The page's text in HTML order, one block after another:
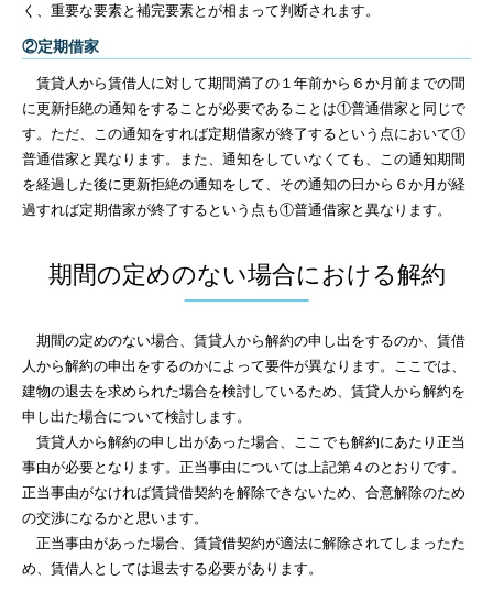
く、重要な要素と補完要素とが相まって判断されます。
②定期借家
賃貸人から賃借人に対して期間満了の１年前から６か月前までの間
に更新拒絶の通知をすることが必要であることは①普通借家と同じで
す。ただ、この通知をすれば定期借家が終了するという点において①
普通借家と異なります。また、通知をしていなくても、この通知期間
を経過した後に更新拒絶の通知をして、その通知の日から６か月が経
過すれば定期借家が終了するという点も①普通借家と異なります。
期間の定めのない場合における解約
期間の定めのない場合、賃貸人から解約の申し出をするのか、賃借
人から解約の申出をするのかによって要件が異なります。ここでは、
建物の退去を求められた場合を検討しているため、賃貸人から解約を
申し出た場合について検討します。
賃貸人から解約の申し出があった場合、ここでも解約にあたり正当
事由が必要となります。正当事由については上記第４のとおりです。
正当事由がなければ賃貸借契約を解除できないため、合意解除のため
の交渉になるかと思います。
正当事由があった場合、賃貸借契約が適法に解除されてしまったた
め、賃借人としては退去する必要があります。